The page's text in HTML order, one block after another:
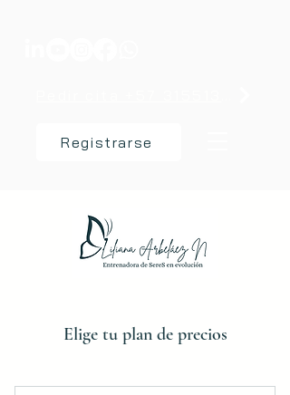
Registrarse
Elige tu plan de precios